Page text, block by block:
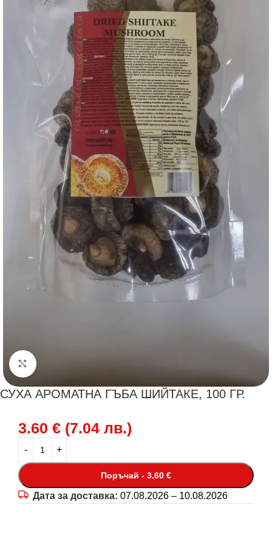
Щракнете за уголемяване
СУХА АРОМАТНА ГЪБА ШИЙТАКЕ, 100 ГР.
3.60 € (7.04 лв.)
Поръчай - 3.60 €
Дата за доставка: 07.08.2026 – 10.08.2026